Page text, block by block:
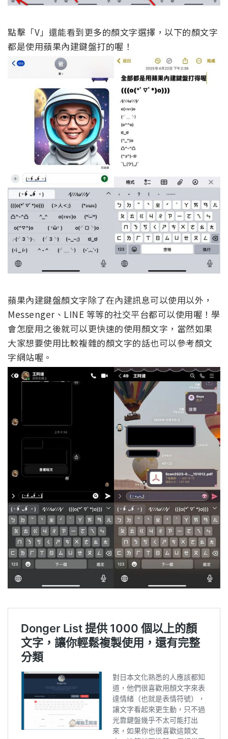
點擊「V」還能看到更多的顏文字選擇，以下的顏文字
都是使用蘋果內建鍵盤打的喔！
蘋果內建鍵盤顏文字除了在內建訊息可以使用以外，
Messenger、LINE 等等的社交平台都可以使用喔！學
會怎麼用之後就可以更快速的使用顏文字，當然如果
大家想要使用比較複雜的顏文字的話也可以參考顏文
字網站喔。